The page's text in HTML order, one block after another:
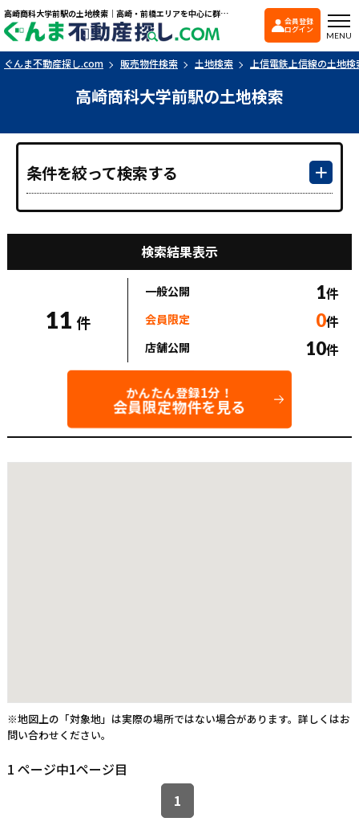
高崎商科大学前駅の土地検索｜高崎・前橋エリアを中心に群馬県の戸建て・マンションを探すなら「ぐんま不動産探し.com」
ぐんま不動産探し
会員登録
ログイン
MENU
ぐんま不動産探し.com 販売物件検索 土地検索 上信電鉄上信線の土地検
高崎商科大学前駅の土地検索
条件を絞って検索する
検索結果表示
11 件
一般公開 1件
会員限定 0件
店舗公開 10件
かんたん登録1分！
会員限定物件を見る
※地図上の「対象地」は実際の場所ではない場合があります。詳しくはお
問い合わせください。
1 ページ中1ページ目
1